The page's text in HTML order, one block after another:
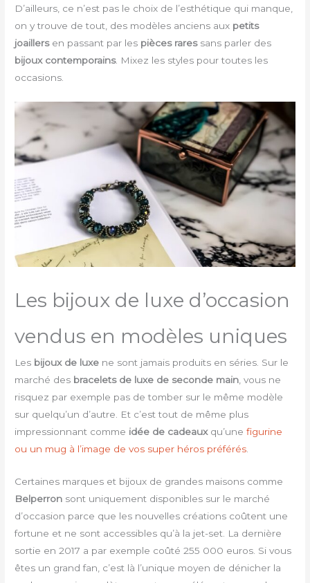
D’ailleurs, ce n’est pas le choix de l’esthétique qui manque,
on y trouve de tout, des modèles anciens aux petits
joaillersen passant par les pièces raressans parler des
bijoux contemporains. Mixez les styles pour toutes les
occasions.
Les bijoux de luxe d’occasion
vendus en modèles uniques
Les bijoux de luxe ne sont jamais produits en séries. Sur le
marché des bracelets de luxe de seconde main , vous ne
risquez par exemple pas de tomber sur le même modèle
sur quelqu’un d’autre. Et c’est tout de même plus
impressionnant comme idée de cadeauxqu’unefigurine
ou un mug à l’image de vos super héros préférés
Certaines marques et bijoux de grandes maisons comme
Belperron sont uniquement disponibles sur le marché
d’occasion parce que les nouvelles créations coûtent une
fortune et ne sont accessibles qu’à la jet-set. La dernière
sortie en 2017 a par exemple coûté 255 000 euros. Si vous
êtes un grand fan, c’est là l’unique moyen de dénicher la